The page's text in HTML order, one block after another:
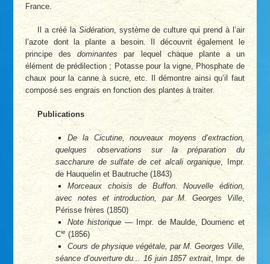
France.
Il a créé laSidération, système de culture qui prend à l’air
l’azote dont la plante a besoin. Il découvrit également le
principe desdominantes par lequel chaque plante a un
élément de prédilection ; Potasse pour la vigne, Phosphate de
chaux pour la canne à sucre, etc. Il démontre ainsi qu’il faut
composé ses engrais en fonction des plantes à traiter.
Publications
De la Cicutine, nouveaux moyens d’extraction,
quelques observations sur la préparation du
saccharure de sulfate de cet alcali organique, Impr.
de Hauquelin et Bautruche (1843)
Morceaux choisis de Buffon. Nouvelle édition,
avec notes et introduction, par M. Georges Ville,
Périsse frères (1850)
Note historique— Impr. de Maulde, Doumenc et
Cie (1856)
Cours de physique végétale, par M. Georges Ville,
séance d’ouverture du... 16 juin 1857 extrait, Impr. de